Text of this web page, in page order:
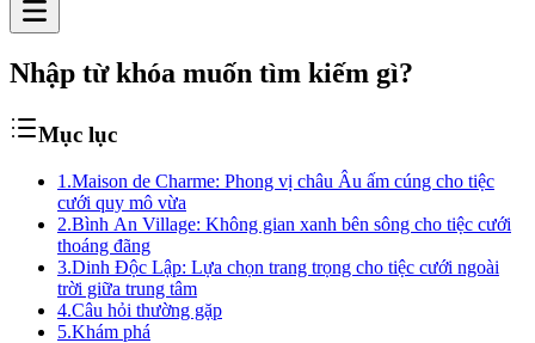
Nhập từ khóa muốn tìm kiếm gì?
Mục lục
1.Maison de Charme: Phong vị châu Âu ấm cúng cho tiệc
cưới quy mô vừa
2.Bình An Village: Không gian xanh bên sông cho tiệc cưới
thoáng đãng
3.Dinh Độc Lập: Lựa chọn trang trọng cho tiệc cưới ngoài
trời giữa trung tâm
4.Câu hỏi thường gặp
5.Khám phá